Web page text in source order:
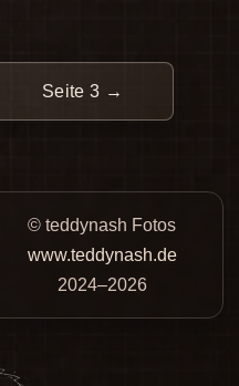
Seite 3 →
© teddynash Fotos
www.teddynash.de
2024–2026